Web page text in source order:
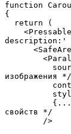
function
{
  return (
description:'
изображения */
свойств */
        />